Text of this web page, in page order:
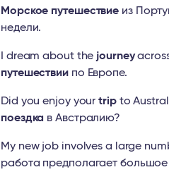
Морское путешествие из
недели.
I dream about the journey
путешествиипо Европе.
Did you enjoy yourtripto
поездка в Австралию?
My new job involves a large
работа предполагает большое